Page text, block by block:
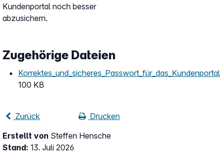
Kundenportal noch besser
abzusichern.
Zugehörige Dateien
100 KB
Zurück
Drucken
Erstellt von Steffen Hensche
Stand: 13. Juli 2026